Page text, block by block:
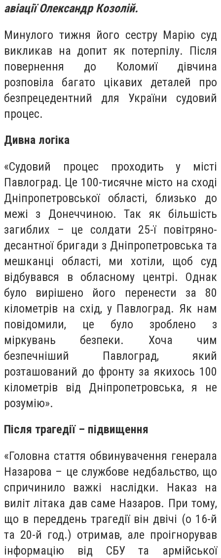
авіації Олександр Козолій.
Минулого тижня його сестру Марію суд
викликав на допит як потерпілу. Після
повернення до Коломиї дівчина
розповіла багато цікавих деталей про
безпрецедентний для України судовий
процес.
Дивна логіка
«Судовий процес проходить у місті
Павлоград. Це 100-тисячне місто на сході
Дніпропетровської області, близько до
межі з Донеччиною. Так як більшість
загиблих – це солдати 25-ї повітряно-
десантної бригади з Дніпропетровська та
мешканці області, ми хотіли, щоб суд
відбувався в обласному центрі. Однак
було вирішено його перенести за 80
кілометрів на схід, у Павлоград. Як нам
повідомили, це було зроблено з
міркувань безпеки. Хоча чим
безпечніший Павлоград, який
розташований до фронту за якихось 100
кілометрів від Дніпропетровська, я не
розумію».
Після трагедії – підвищення
«Головна стаття обвинувачення генерала
Назарова – це службове недбальство, що
спричинило важкі наслідки. Наказ на
виліт літака дав саме Назаров. При тому,
що в переддень трагедії він двічі (о 16-й
та 20-й год.) отримав, але проігнорував
інформацію від СБУ та армійської